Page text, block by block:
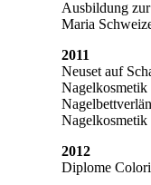
Ausbildung
Maria
2011
Neuset auf
Nagelkosmetik
Nagelkosmetik
2012
Diplome